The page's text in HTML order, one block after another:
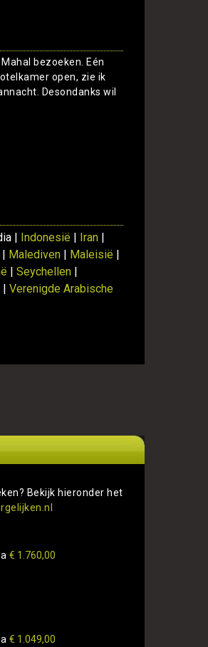
bezoeken. Eén
open, zie ik
Desondanks wil
| Indonesië Iran
Malediven Maleisië
|Seychellen
|Verenigde Arabische
Bekijk hieronder het
€ 1.760,00
€ 1.049,00